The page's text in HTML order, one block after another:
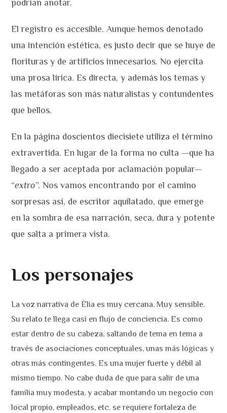
podrían anotar.
El registro es accesible. Aunque hemos denotado
una intención estética, es justo decir que se huye de
florituras y de artificios innecesarios. No ejercita
una prosa lírica. Es directa, y además los temas y
las metáforas son más naturalistas y contundentes
que bellos.
En la página doscientos diecisiete utiliza el término
extravertida. En lugar de la forma no culta —que ha
llegado a ser aceptada por aclamación popular—
“extro”. Nos vamos encontrando por el camino
sorpresas así, de escritor aquilatado, que emerge
en la sombra de esa narración, seca, dura y potente
que salta a primera vista.
Los personajes
La voz narrativa de Èlia es muy cercana. Muy sensible.
Su relato te llega casi en flujo de conciencia. Es como
estar dentro de su cabeza, saltando de tema en tema a
través de asociaciones conceptuales, unas más lógicas y
otras más contingentes. Es una mujer fuerte y débil al
mismo tiempo. No cabe duda de que para salir de una
familia muy modesta, y acabar montando un negocio con
local propio, empleados, etc. se requiere fortaleza de